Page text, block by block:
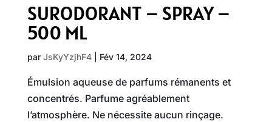
SURODORANT – SPRAY –
500 ML
par JsKyYzjhF4| Fév 14, 2024
Émulsion aqueuse de parfums rémanents et
concentrés. Parfume agréablement
l’atmosphère. Ne nécessite aucun rinçage.